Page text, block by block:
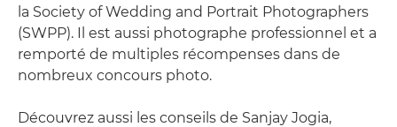
la Society of Wedding and Portrait Photographers
(SWPP). Il est aussi photographe professionnel et a
remporté de multiples récompenses dans de
nombreux concours photo.
Découvrez aussi les conseils de Sanjay Jogia,